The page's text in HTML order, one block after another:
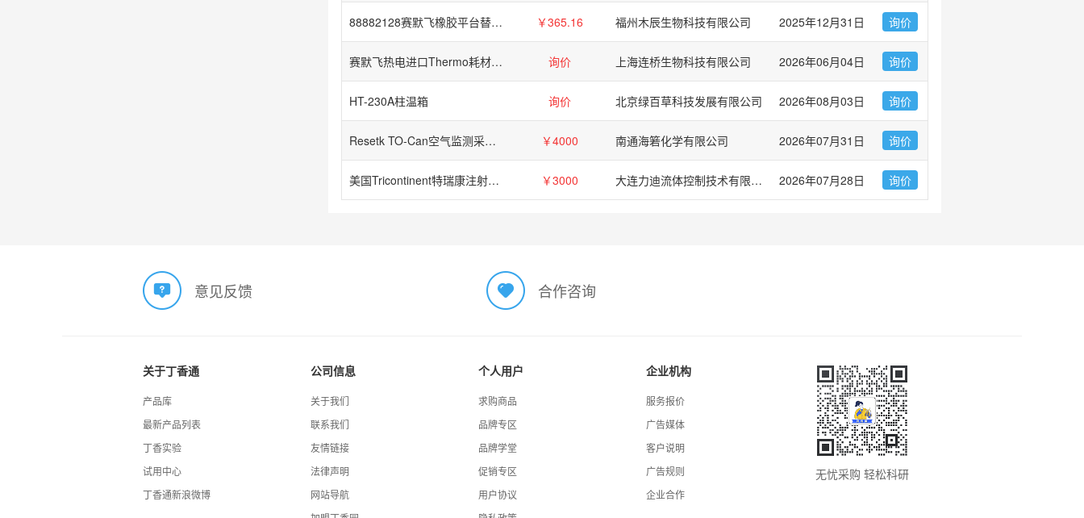
88882128赛默飞橡胶平台替换装Thermo Fisher Rubber tube replacement ￥365.16 福州木辰生物科技有限公司 2025年12月31日 询价
赛默飞热电进口Thermo耗材配件批发 询价 上海连桥生物科技有限公司 2026年06月04日 询价
HT-230A柱温箱 询价 北京绿百草科技发展有限公司 2026年08月03日 询价
Resetk TO-Can空气监测采样罐 ￥4000 南通海箬化学有限公司 2026年07月31日 询价
美国Tricontinent特瑞康注射泵C3000 ￥3000 大连力迪流体控制技术有限公司 2026年07月28日 询价
意见反馈 合作咨询
关于丁香通
产品库
最新产品列表
丁香实验
试用中心
丁香通新浪微博
公司信息
关于我们
联系我们
友情链接
法律声明
网站导航
个人用户
求购商品
品牌专区
品牌学堂
促销专区
用户协议
企业机构
服务报价
广告媒体
客户说明
广告规则
企业合作
无忧采购 轻松科研